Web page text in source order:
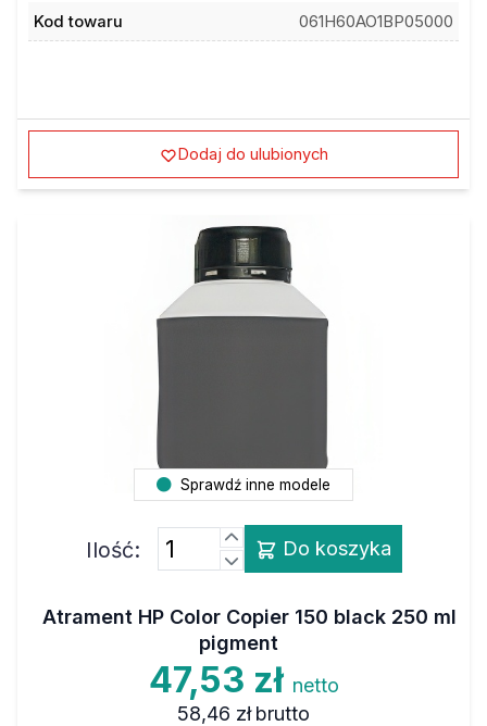
Kod towaru 061H60AO1BP05000
Dodaj do ulubionych
Sprawdź inne modele
Ilość: Do koszyka
Atrament HP Color Copier 150 black 250 ml
pigment
47,53 zł netto
58,46 zł brutto